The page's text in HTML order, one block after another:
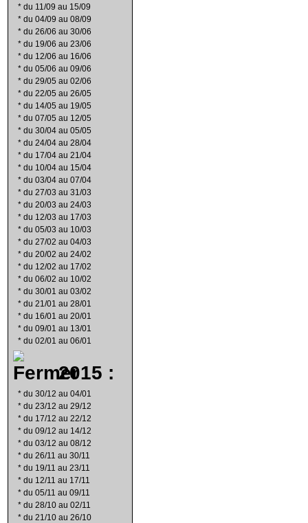
* du 11/09 au 15/09
* du 04/09 au 08/09
* du 26/06 au 30/06
* du 19/06 au 23/06
* du 12/06 au 16/06
* du 05/06 au 09/06
* du 29/05 au 02/06
* du 22/05 au 26/05
* du 14/05 au 19/05
* du 07/05 au 12/05
* du 30/04 au 05/05
* du 24/04 au 28/04
* du 17/04 au 21/04
* du 10/04 au 15/04
* du 03/04 au 07/04
* du 27/03 au 31/03
* du 20/03 au 24/03
* du 12/03 au 17/03
* du 05/03 au 10/03
* du 27/02 au 04/03
* du 20/02 au 24/02
* du 12/02 au 17/02
* du 06/02 au 10/02
* du 30/01 au 03/02
* du 21/01 au 28/01
* du 16/01 au 20/01
* du 09/01 au 13/01
* du 02/01 au 06/01
2015 :
* du 30/12 au 04/01
* du 23/12 au 29/12
* du 17/12 au 22/12
* du 09/12 au 14/12
* du 03/12 au 08/12
* du 26/11 au 30/11
* du 19/11 au 23/11
* du 12/11 au 17/11
* du 05/11 au 09/11
* du 28/10 au 02/11
* du 21/10 au 26/10